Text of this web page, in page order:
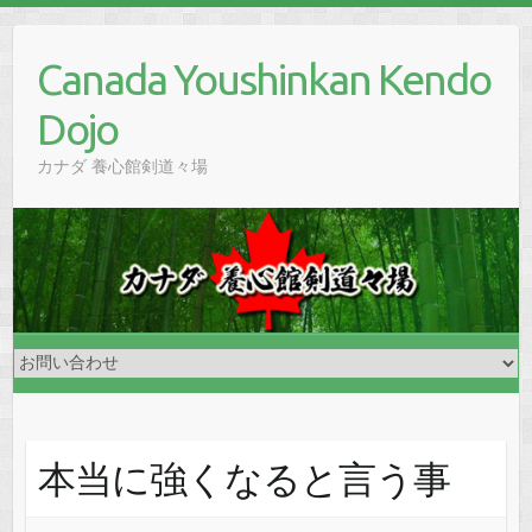
contentCanada Youshinkan Kendo
Dojo
カナダ 養心館剣道々場
本当に強くなると言う事